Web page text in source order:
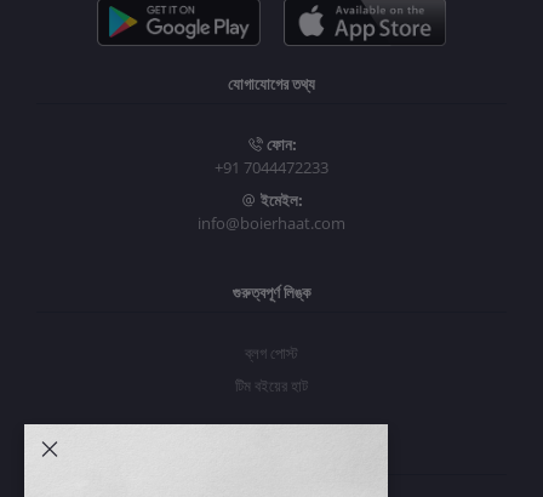
যোগাযোগের তথ্য
ফোন:
+91 7044472233
ইমেইল:
info@boierhaat.com
গুরুত্বপূর্ণ লিঙ্ক
ব্লগ পোস্ট
টিম বইয়ের হাট